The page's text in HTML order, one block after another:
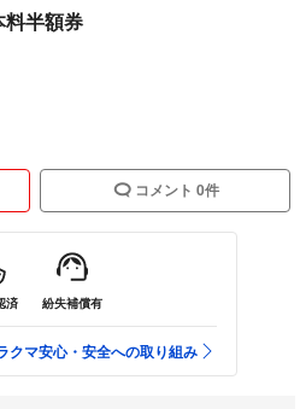
半額券
コメント 0件
済 紛失補償有
クマ安心・安全への取り組み